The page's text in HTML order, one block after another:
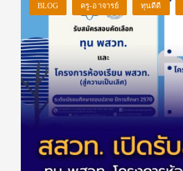
BLOG ครู-อาจารย์ ทุนดีดี